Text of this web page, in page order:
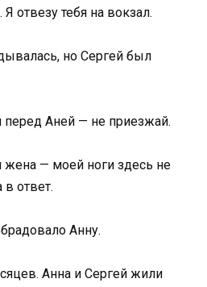
отвезу тебя на вокзал.
но Сергей был
Аней — не приезжай.
жена — моей ноги здесь не
в ответ.
Анну.
Анна и Сергей жили